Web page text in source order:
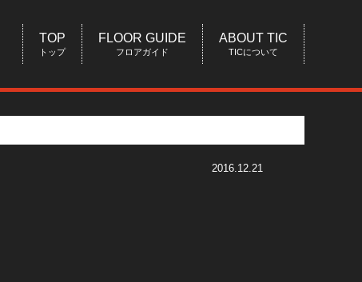
TOP
トップ
FLOOR GUIDE
フロアガイド
ABOUT TIC
TICについて
2016.12.21